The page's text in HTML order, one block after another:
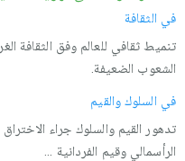
في الثقافة
تنميط ثقافي للعالم وفق الثقافة
الشعوب الضعيفة.
في السلوك والقيم
تدهور القيم والسلوك جراء
الرأسمالي وقيم الفردانية ...